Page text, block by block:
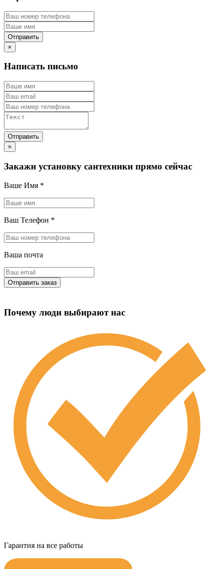
×
Написать письмо
×
Закажи установку сантехники прямо сейчас
Ваше Имя *
Ваш Телефон *
Ваша почта
Почему люди выбирают нас
Гарантия на все работы